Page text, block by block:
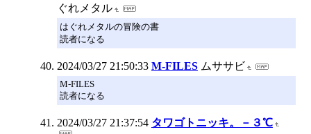
ぐれメタル
はぐれメタルの冒険の書
読者になる
2024/03/27 21:50:33 M-FILES ムササビ
M-FILES
読者になる
2024/03/27 21:37:54 タワゴトニッキ。－３℃